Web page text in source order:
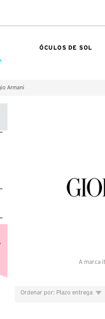
ÓCULOS DE SOL
Armani
A marca
Ordenar por: Plazo entrega